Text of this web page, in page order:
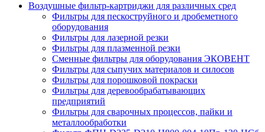
Воздушные фильтр-картриджи для различных сред
Фильтры для пескоструйного и дробеметного
оборудования
Фильтры для лазерной резки
Фильтры для плазменной резки
Сменные фильтры для оборудования ЭКОВЕНТ
Фильтры для сыпучих материалов и силосов
Фильтры для порошковой покраски
Фильтры для деревообрабатывающих
предприятий
Фильтры для сварочных процессов, пайки и
металлообработки